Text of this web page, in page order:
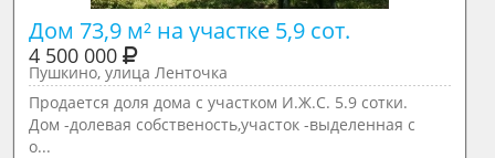
Дом 73,9 м² на участке 5,9 сот.
4 500 000
Пушкино, улица Ленточка
Продается доля дома с участком И.Ж.С. 5.9 сотки.
Дом -долевая собственость,участок -выделенная с
о...